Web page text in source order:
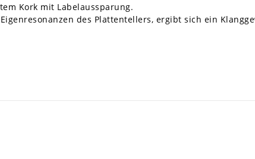
Kork mit Labelaussparung.
des Plattentellers, ergibt sich ein